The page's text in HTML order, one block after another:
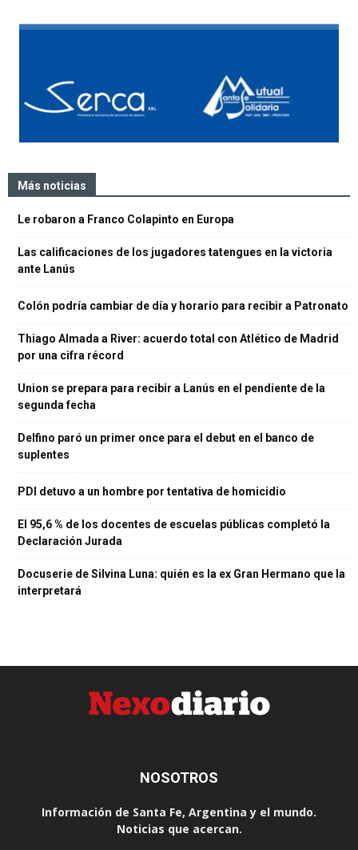
Más noticias
Le robaron a Franco Colapinto en Europa
Las calificaciones de los jugadores tatengues en la victoria
ante Lanús
Colón podría cambiar de día y horario para recibir a Patronato
Thiago Almada a River: acuerdo total con Atlético de Madrid
por una cifra récord
Union se prepara para recibir a Lanús en el pendiente de la
segunda fecha
Delfino paró un primer once para el debut en el banco de
suplentes
PDI detuvo a un hombre por tentativa de homicidio
El 95,6 % de los docentes de escuelas públicas completó la
Declaración Jurada
Docuserie de Silvina Luna: quién es la ex Gran Hermano que la
interpretará
NOSOTROS
Información de Santa Fe, Argentina y el mundo.
Noticias que acercan.